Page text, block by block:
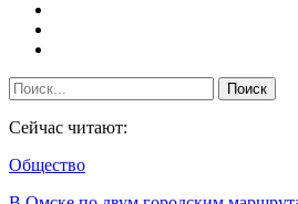
Сейчас читают:
Общество